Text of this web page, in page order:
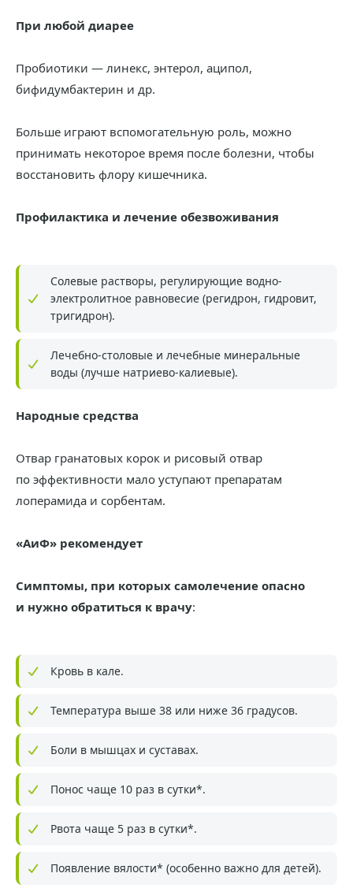
При любой диарее
Пробиотики — линекс, энтерол, аципол,
бифидумбактерин и др.
Больше играют вспомогательную роль, можно
принимать некоторое время после болезни, чтобы
восстановить флору кишечника.
Профилактика и лечение обезвоживания
Солевые растворы, регулирующие водно-
электролитное равновесие (регидрон, гидровит,
тригидрон).
Лечебно-столовые и лечебные минеральные
воды (лучше натриево-калиевые).
Народные средства
Отвар гранатовых корок и рисовый отвар
по эффективности мало уступают препаратам
лоперамида и сорбентам.
«АиФ» рекомендует
Симптомы, при которых самолечение опасно
и нужно обратиться к врачу:
Кровь в кале.
Температура выше 38 или ниже 36 градусов.
Боли в мышцах и суставах.
Понос чаще 10 раз в сутки*.
Рвота чаще 5 раз в сутки*.
Появление вялости* (особенно важно для детей).